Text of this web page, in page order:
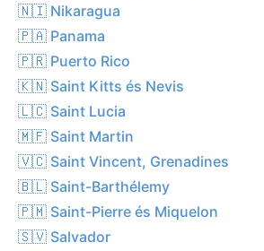
🇳🇮 Nikaragua
🇵🇦 Panama
🇵🇷 Puerto Rico
🇰🇳 Saint Kitts és Nevis
🇱🇨 Saint Lucia
🇲🇫 Saint Martin
🇻🇨 Saint Vincent, Grenadines
🇧🇱 Saint-Barthélemy
🇵🇲 Saint-Pierre és Miquelon
🇸🇻 Salvador